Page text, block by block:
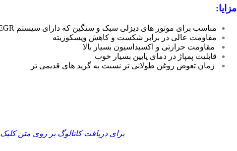
مزایا:
مناسب برای موتور های دیزلی سبک و سنگین که دارای سیستم EGR و DPF هستند
مقاومت عالی در برابر شکست و کاهش ویسکوزیته
مقاومت حرارتی و اکسیداسیون بسیار بالا
قابلیت پمپاژ در دمای پایین بسیار خوب
زمان تعوض روغن طولانی تر نسبت به گرید های قدیمی تر
برای دریافت کاتالوگ بر روی متن کلیک